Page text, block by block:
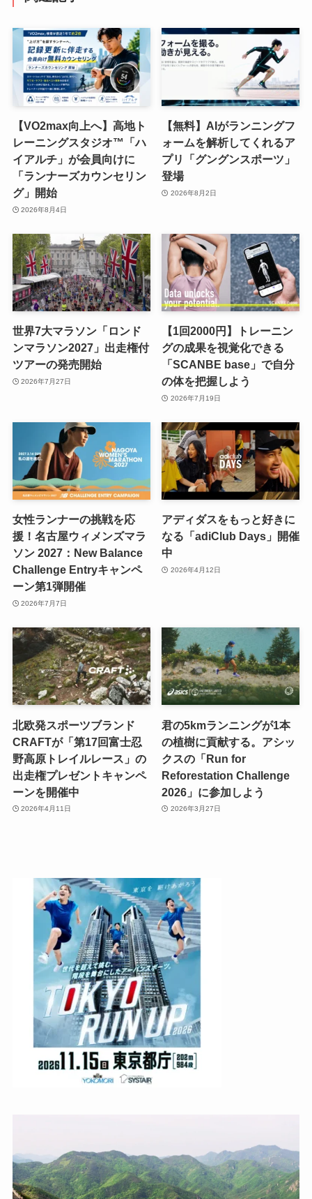
【VO2max向上へ】高地ト
レーニングスタジオ™「ハ
イアルチ」が会員向けに
「ランナーズカウンセリン
グ」開始
2026年8月4日
【無料】AIがランニングフ
ォームを解析してくれるア
プリ「グングンスポーツ」
登場
2026年8月2日
世界7大マラソン「ロンド
ンマラソン2027」出走権付
ツアーの発売開始
2026年7月27日
【1回2000円】トレーニン
グの成果を視覚化できる
「SCANBE base」で自分
の体を把握しよう
2026年7月19日
女性ランナーの挑戦を応
援！名古屋ウィメンズマラ
ソン 2027：New Balance
Challenge Entryキャンペ
ーン第1弾開催
2026年7月7日
アディダスをもっと好きに
なる「adiClub Days」開催
中
2026年4月12日
北欧発スポーツブランド
CRAFTが「第17回富士忍
野高原トレイルレース」の
出走権プレゼントキャンペ
ーンを開催中
2026年4月11日
君の5kmランニングが1本
の植樹に貢献する。アシッ
クスの「Run for
Reforestation Challenge
2026」に参加しよう
2026年3月27日